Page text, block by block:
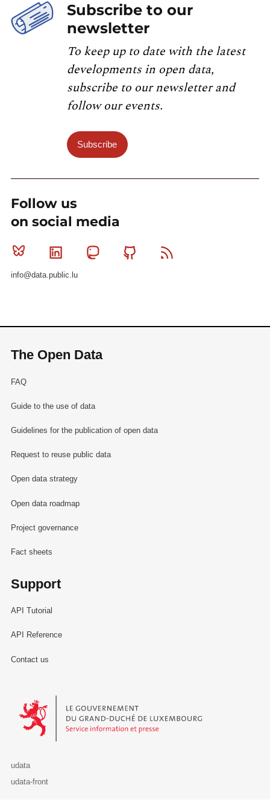
Subscribe to our
newsletter
To keep up to date with the latest
developments in open data,
subscribe to our newsletter and
follow our events.
Subscribe
Follow us
on social media
Bluesky Linkedin MastodonGithub
info@data.public.lu
The Open Data
FAQ
Guide to the use of data
Guidelines for the publication of open data
Request to reuse public data
Open data strategy
Open data roadmap
Project governance
Fact sheets
Support
API Tutorial
API Reference
Contact us
Le Gouvernement du Grand-Duché de Luxembourg - Service
udata
udata-front